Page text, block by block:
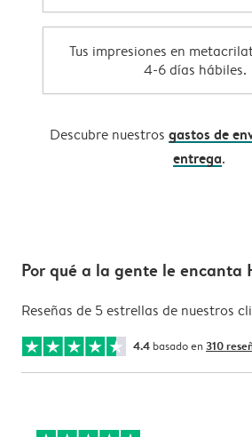
Tus impresiones en
4-6 días hábiles.
Descubre nuestros gastos de
entrega.
Por qué a la gente le encanta
Reseñas de 5 estrellas de nuestros
4.4 basado en 310